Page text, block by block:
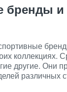
бренды и
коллекциях.
другие. Они
различных